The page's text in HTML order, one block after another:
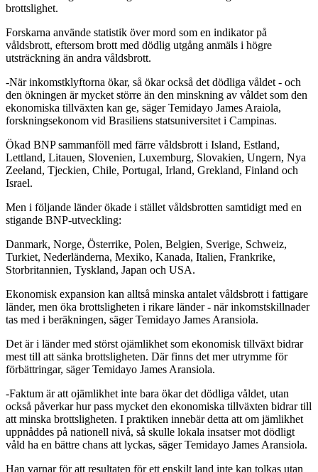
brottslighet.
Forskarna använde statistik över mord som en indikator på
våldsbrott, eftersom brott med dödlig utgång anmäls i högre
utsträckning än andra våldsbrott.
-När inkomstklyftorna ökar, så ökar också det dödliga våldet - och
den ökningen är mycket större än den minskning av våldet som den
ekonomiska tillväxten kan ge, säger Temidayo James Araiola,
forskningsekonom vid Brasiliens statsuniversitet i Campinas.
Ökad BNP sammanföll med färre våldsbrott i Island, Estland,
Lettland, Litauen, Slovenien, Luxemburg, Slovakien, Ungern, Nya
Zeeland, Tjeckien, Chile, Portugal, Irland, Grekland, Finland och
Israel.
Men i följande länder ökade i stället våldsbrotten samtidigt med en
stigande BNP-utveckling:
Danmark, Norge, Österrike, Polen, Belgien, Sverige, Schweiz,
Turkiet, Nederländerna, Mexiko, Kanada, Italien, Frankrike,
Storbritannien, Tyskland, Japan och USA.
Ekonomisk expansion kan alltså minska antalet våldsbrott i fattigare
länder, men öka brottsligheten i rikare länder - när inkomstskillnader
tas med i beräkningen, säger Temidayo James Aransiola.
Det är i länder med störst ojämlikhet som ekonomisk tillväxt bidrar
mest till att sänka brottsligheten. Där finns det mer utrymme för
förbättringar, säger Temidayo James Aransiola.
-Faktum är att ojämlikhet inte bara ökar det dödliga våldet, utan
också påverkar hur pass mycket den ekonomiska tillväxten bidrar till
att minska brottsligheten. I praktiken innebär detta att om jämlikhet
uppnåddes på nationell nivå, så skulle lokala insatser mot dödligt
våld ha en bättre chans att lyckas, säger Temidayo James Aransiola.
Han varnar för att resultaten för ett enskilt land inte kan tolkas utan